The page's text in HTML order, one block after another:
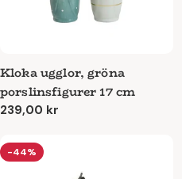
Kloka ugglor, gröna
porslinsfigurer 17 cm
Ordinarie
239,00 kr
-44%